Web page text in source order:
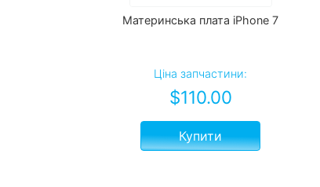
Материнська плата iPhone 7
Ціна запчастини:
$110.00
Купити